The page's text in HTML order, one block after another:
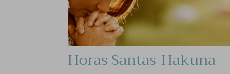
Horas Santas-Hakuna